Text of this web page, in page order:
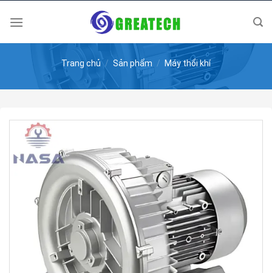
Trang chủ / Sản phẩm / Máy thổi khí